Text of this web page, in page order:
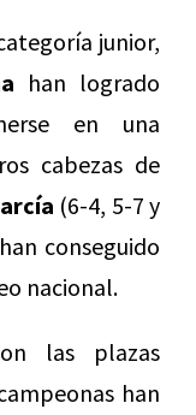
junior,
han logrado
en una
cabezas de
(6-4, 5-7 y
conseguido
nacional.
las plazas
han